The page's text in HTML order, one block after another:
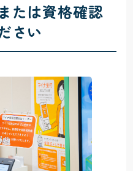
たは資格確認
さい